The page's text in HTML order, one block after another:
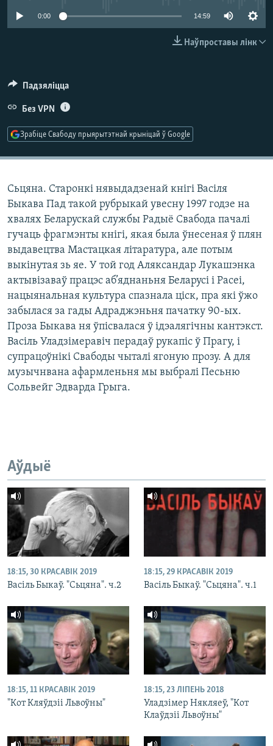
КАЛЯНДАР
НА ХВАЛЯХ СВАБОДЫ
0:00 14:59
Наўпроставы лінк
Падзяліцца
Без VPN
Зрабіце Свабоду прыярытэтнай крыніцай ў Google
Сьцяна. Старонкі нявыдадзенай кнігі Васіля
Быкава Пад такой рубрыкай увесну 1997 годзе на
хвалях Беларускай службы Радыё Свабода пачалі
гучаць фрагмэнты кнігі, якая была ўнесеная ў плян
выдавецтва Мастацкая літаратура, але потым
выкінутая зь яе. У той год Аляксандар Лукашэнка
актывізаваў працэс аб’яднаньня Беларусі і Расеі,
нацыянальная культура спазнала ціск, пра які ўжо
забылася за гады Адраджэньня пачатку 90-ых.
Проза Быкава ня ўпісвалася ў ідэалягічны кантэкст.
Васіль Уладзімеравіч перадаў рукапіс ў Прагу, і
супрацоўнікі Свабоды чыталі ягоную прозу. А для
музычнвана афармленьня мы выбралі Песьню
Сольвейг Эдварда Грыга.
Аўдыё
18:15, 30 КРАСАВІК 2019
Васіль Быкаў. "Сьцяна". ч.2
18:15, 29 КРАСАВІК 2019
Васіль Быкаў. "Сьцяна". ч.1
18:15, 11 КРАСАВІК 2019
"Кот Кляўдзіі Львоўны"
18:15, 23 ЛІПЕНЬ 2018
Уладзімер Някляеў, "Кот
Клаўдзіі Львоўны"